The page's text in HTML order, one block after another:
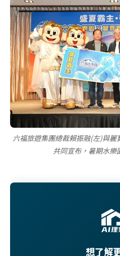
六福旅遊集團總裁賴振融(左)與
共同宣布，暑期水樂
想了解